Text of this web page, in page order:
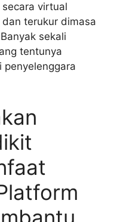
virtual
terukur dimasa
sekali
tentunya
penyelenggara